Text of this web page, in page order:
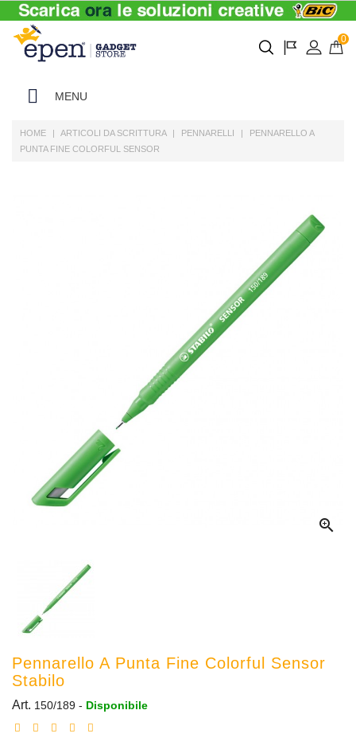
0
MENU
HOME ARTICOLI DA SCRITTURA PENNARELLI
PENNARELLO A
PUNTA FINE COLORFUL SENSOR

Pennarello A Punta Fine Colorful Sensor
Stabilo
Art. 150/189 - Disponibile